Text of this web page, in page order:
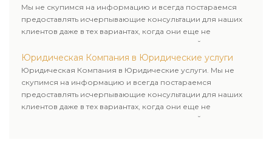
Мы не скупимся на информацию и всегда постараемся
предоставлять исчерпывающие консультации для наших
клиентов даже в тех вариантах, когда они еще не
пользовались юридическими услугами нашей компании.
Юридическая Компания в Юридические услуги
Юридическая Компания в Юридические услуги. Мы не
скупимся на информацию и всегда постараемся
предоставлять исчерпывающие консультации для наших
клиентов даже в тех вариантах, когда они еще не
пользовались юридическими услугами нашей компании.